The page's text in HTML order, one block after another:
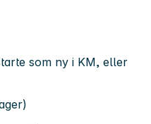
som ny i KM, eller